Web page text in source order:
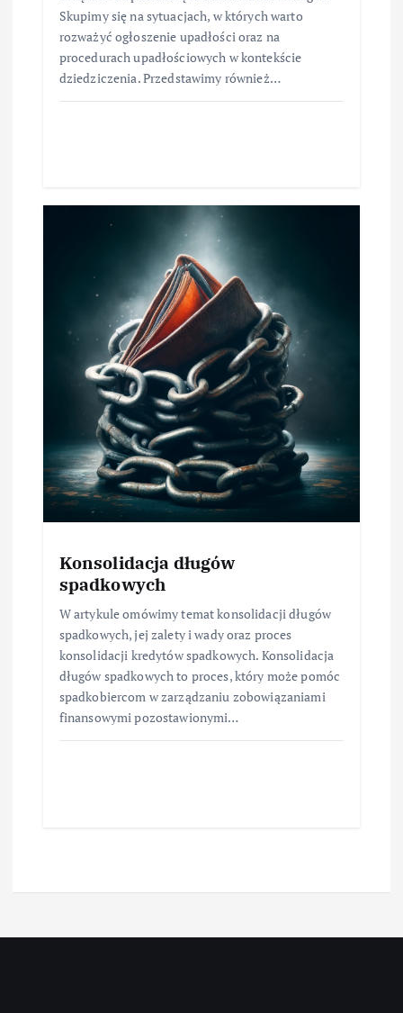
Skupimy się na sytuacjach, w których warto
rozważyć ogłoszenie upadłości oraz na
procedurach upadłościowych w kontekście
dziedziczenia. Przedstawimy również…
Konsolidacja długów
spadkowych
W artykule omówimy temat konsolidacji długów
spadkowych, jej zalety i wady oraz proces
konsolidacji kredytów spadkowych. Konsolidacja
długów spadkowych to proces, który może pomóc
spadkobiercom w zarządzaniu zobowiązaniami
finansowymi pozostawionymi…